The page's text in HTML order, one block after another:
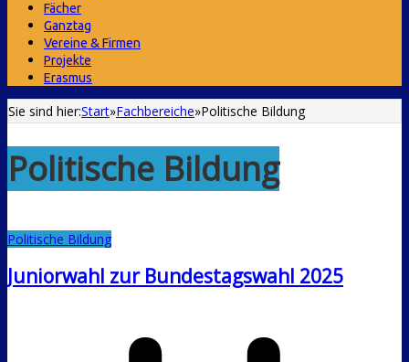
Fächer
Ganztag
Vereine & Firmen
Projekte
Erasmus
Sie sind hier:Start»Fachbereiche»Politische Bildung
Politische Bildung
Politische Bildung
Juniorwahl zur Bundestagswahl 2025